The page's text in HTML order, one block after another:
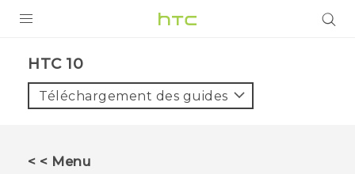
VIVE
HTC 10‎
Téléchargement des guides
< < Menu